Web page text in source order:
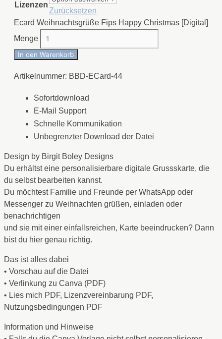
Lizenzen
Zurücksetzen
Ecard Weihnachtsgrüße Fips Happy Christmas [Digital]
Menge
In den Warenkorb
Artikelnummer: BBD-ECard-44
Sofortdownload
E-Mail Support
Schnelle Kommunikation
Unbegrenzter Download der Datei
Design by Birgit Boley Designs
Du erhältst eine personalisierbare digitale Grussskarte, die
du selbst bearbeiten kannst.
Du möchtest Familie und Freunde per WhatsApp oder
Messenger zu Weihnachten grüßen, einladen oder
benachrichtigen
und sie mit einer einfallsreichen, Karte beeindrucken? Dann
bist du hier genau richtig.
Das ist alles dabei
• Vorschau auf die Datei
• Verlinkung zu Canva (PDF)
• Lies mich PDF, Lizenzvereinbarung PDF,
Nutzungsbedingungen PDF
Information und Hinweise